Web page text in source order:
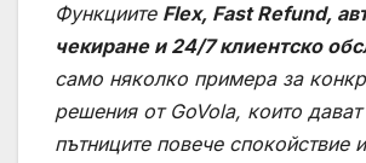
Функциите Flex, Fast Refund,
чекиране и 24/7 клиентско
само няколко примера за
решения от GoVola, които дават
пътниците повече спокойствие